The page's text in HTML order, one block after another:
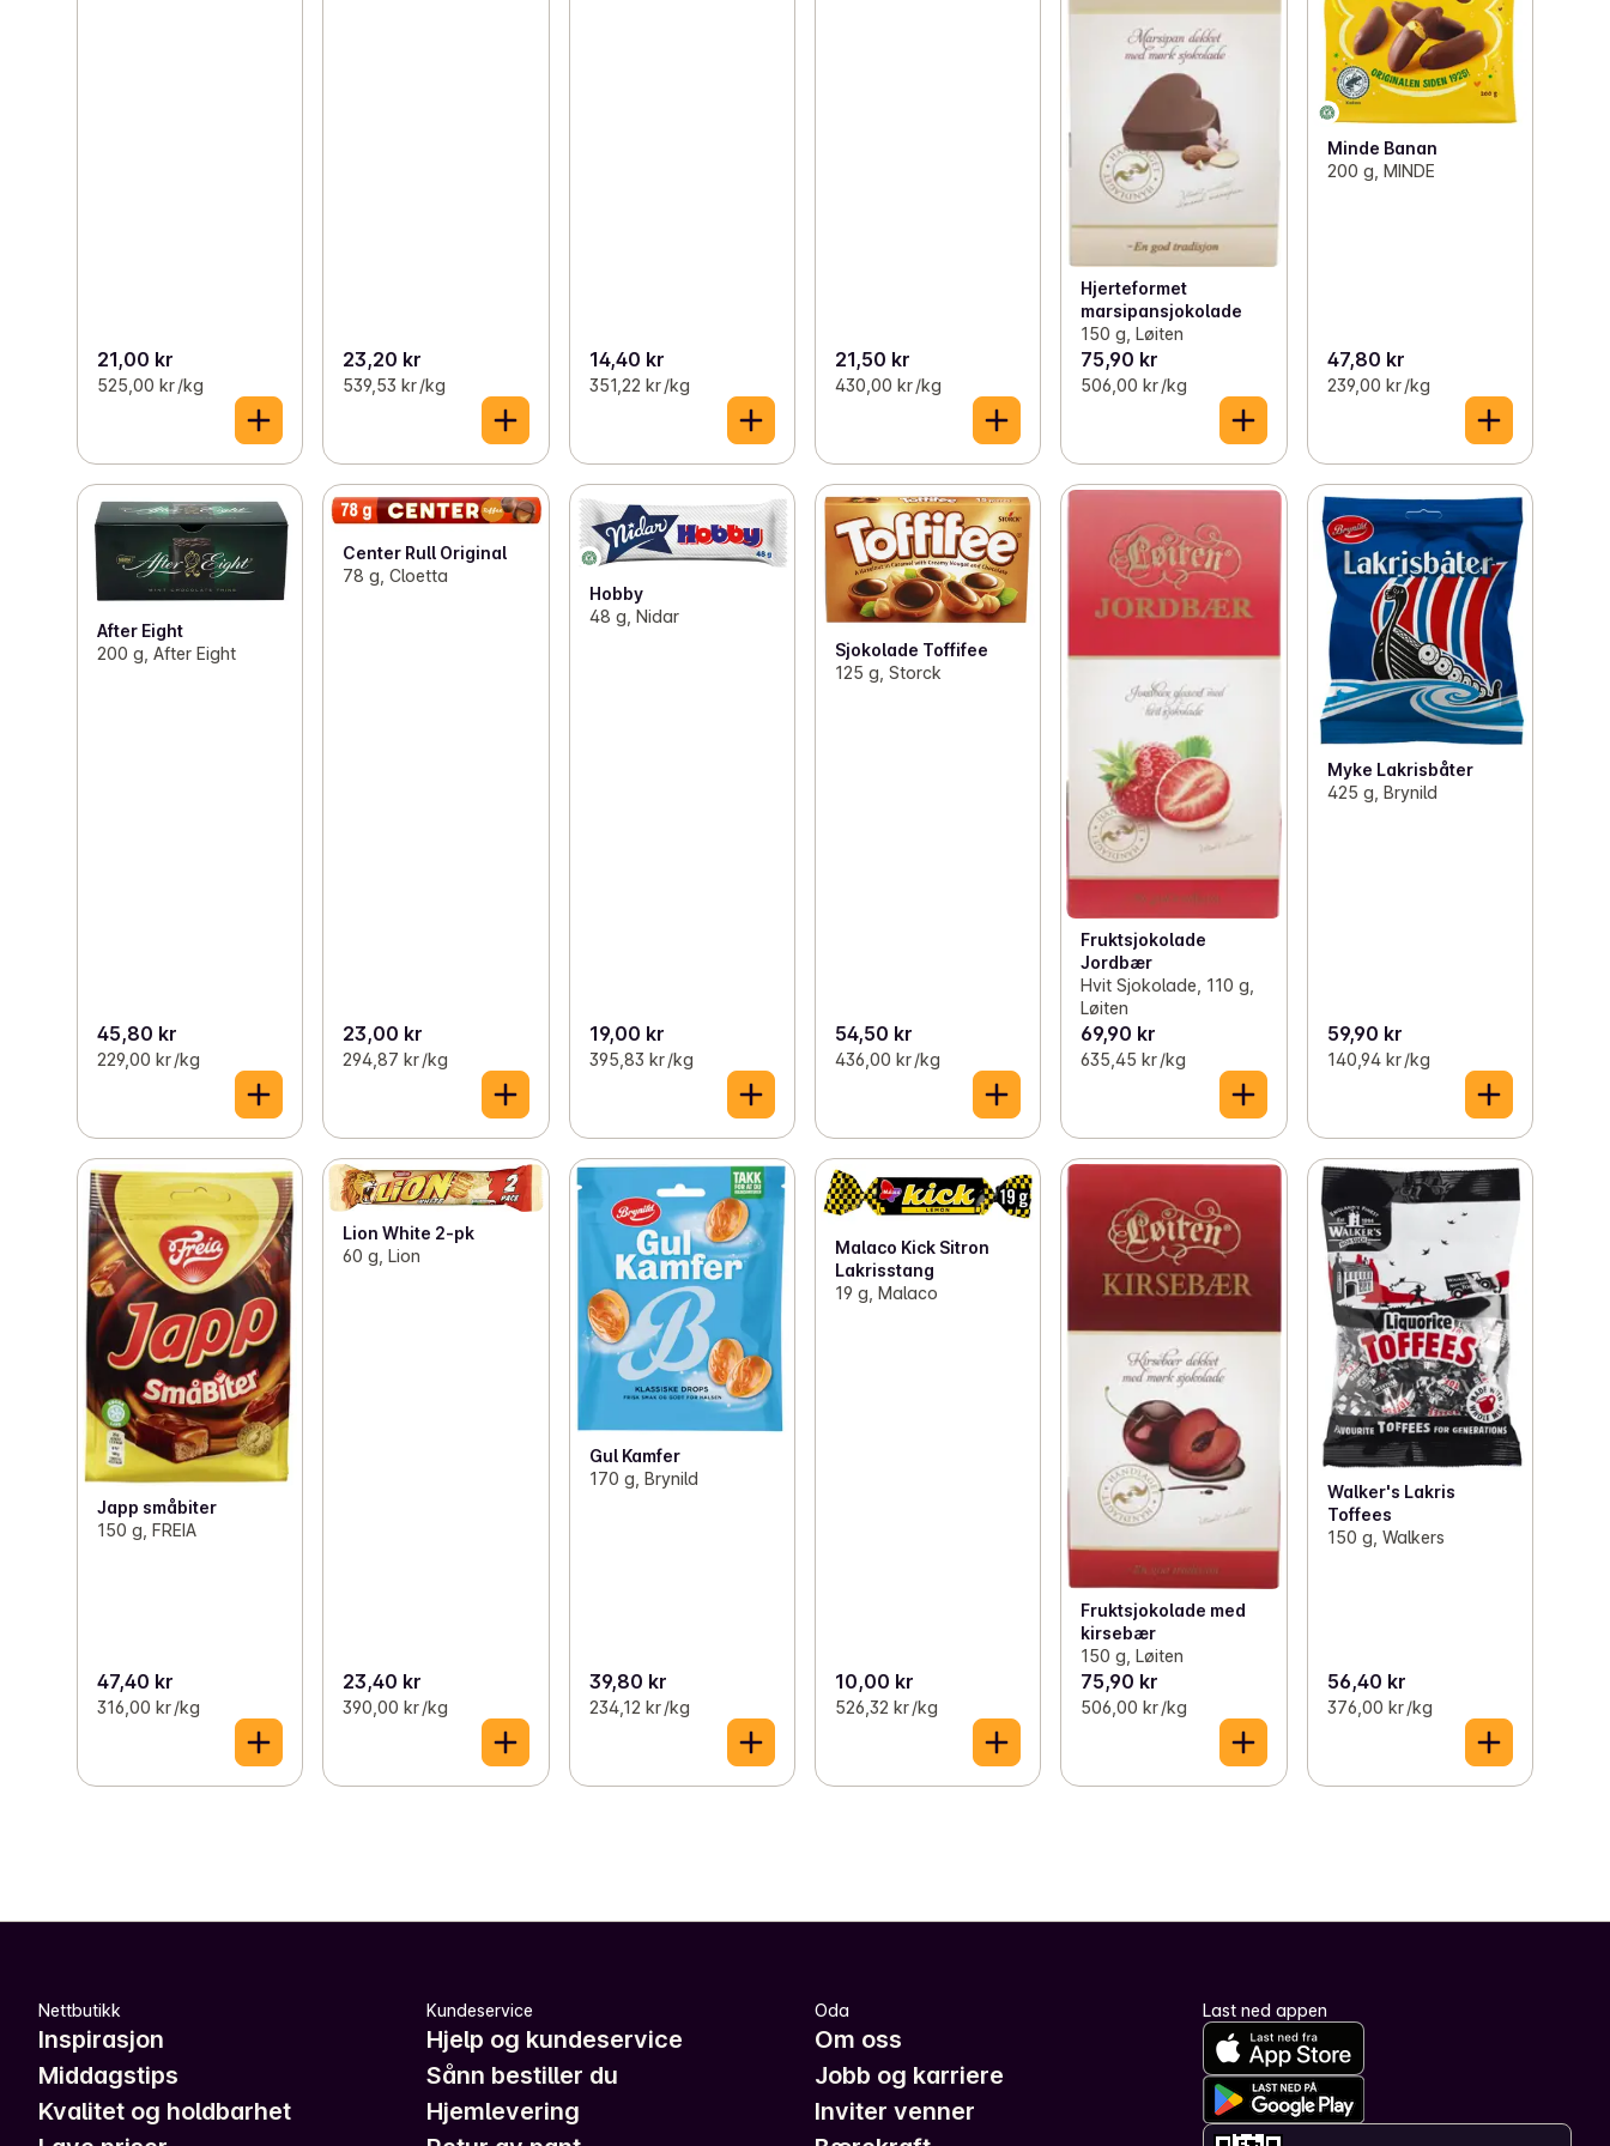
21,00 kr
525,00 kr /kg
23,20 kr
539,53 kr /kg
14,40 kr
351,22 kr /kg
21,50 kr
430,00 kr /kg
Hjerteformet
marsipansjokolade
150 g, Løiten
75,90 kr
506,00 kr /kg
Minde Banan
200 g, MINDE
47,80 kr
239,00 kr /kg
After Eight
200 g, After Eight
45,80 kr
229,00 kr /kg
Center Rull Original
78 g, Cloetta
23,00 kr
294,87 kr /kg
Hobby
48 g, Nidar
19,00 kr
395,83 kr /kg
Sjokolade Toffifee
125 g, Storck
54,50 kr
436,00 kr /kg
Fruktsjokolade
Jordbær
Hvit Sjokolade, 110 g,
Løiten
69,90 kr
635,45 kr /kg
Myke Lakrisbåter
425 g, Brynild
59,90 kr
140,94 kr /kg
Japp småbiter
150 g, FREIA
47,40 kr
316,00 kr /kg
Lion White 2-pk
60 g, Lion
23,40 kr
390,00 kr /kg
Gul Kamfer
170 g, Brynild
39,80 kr
234,12 kr /kg
Malaco Kick Sitron
Lakrisstang
19 g, Malaco
10,00 kr
526,32 kr /kg
Fruktsjokolade med
kirsebær
150 g, Løiten
75,90 kr
506,00 kr /kg
Walker's Lakris
Toffees
150 g, Walkers
56,40 kr
376,00 kr /kg
Nettbutikk
Inspirasjon
Middagstips
Kvalitet og holdbarhet
Kundeservice
Hjelp og kundeservice
Sånn bestiller du
Hjemlevering
Oda
Om oss
Jobb og karriere
Inviter venner
Last ned appen